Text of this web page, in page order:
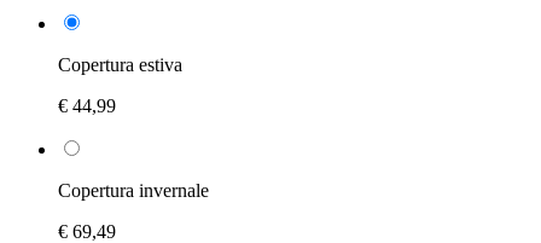
Copertura estiva
€ 44,99
Copertura invernale
€ 69,49